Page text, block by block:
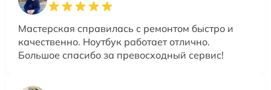
Мастерская справилась с ремонтом быстро и
качественно. Ноутбук работает отлично.
Большое спасибо за превосходный сервис!